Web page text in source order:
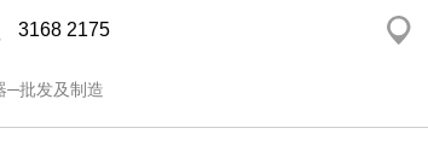
3168 2175
─批发及制造